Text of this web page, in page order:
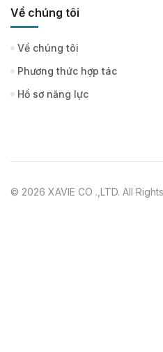
Về chúng tôi
Về chúng tôi
Phương thức hợp tác
Hồ sơ năng lực
© 2026 XAVIE CO .,LTD. All